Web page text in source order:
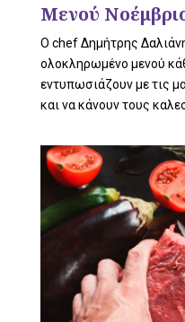
Μενού
O chef Δημήτρης
ολοκληρωμένο μενού
εντυπωσιάζουν με τις
και να κάνουν τους